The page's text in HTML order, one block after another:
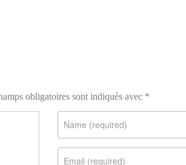
obligatoires sont indiqués avec *